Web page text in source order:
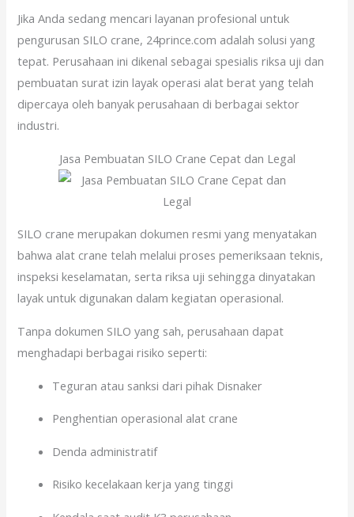
Jika Anda sedang mencari layanan profesional untuk
pengurusan SILO crane, 24prince.com adalah solusi yang
tepat. Perusahaan ini dikenal sebagai spesialis riksa uji dan
pembuatan surat izin layak operasi alat berat yang telah
dipercaya oleh banyak perusahaan di berbagai sektor
industri.
Jasa Pembuatan SILO Crane Cepat dan Legal
SILO crane merupakan dokumen resmi yang menyatakan
bahwa alat crane telah melalui proses pemeriksaan teknis,
inspeksi keselamatan, serta riksa uji sehingga dinyatakan
layak untuk digunakan dalam kegiatan operasional.
Tanpa dokumen SILO yang sah, perusahaan dapat
menghadapi berbagai risiko seperti:
Teguran atau sanksi dari pihak Disnaker
Penghentian operasional alat crane
Denda administratif
Risiko kecelakaan kerja yang tinggi